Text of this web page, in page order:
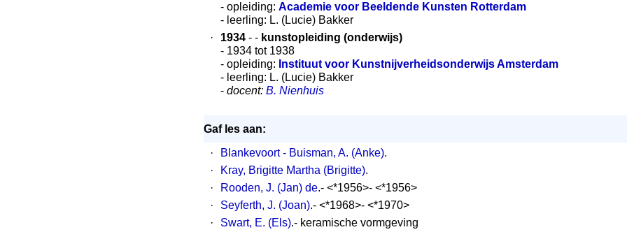
- opleiding: Academie voor Beeldende Kunsten Rotterdam
- leerling: L. (Lucie) Bakker
·
1934 - - kunstopleiding (onderwijs)
- 1934 tot 1938
- opleiding: Instituut voor Kunstnijverheidsonderwijs Amsterdam
- leerling: L. (Lucie) Bakker
- docent: B. Nienhuis
Gaf les aan:
·
Blankevoort - Buisman, A. (Anke).
·
Kray, Brigitte Martha (Brigitte).
·
Rooden, J. (Jan) de.- <*1956>- <*1956>
·
Seyferth, J. (Joan).- <*1968>- <*1970>
·
Swart, E. (Els).- keramische vormgeving